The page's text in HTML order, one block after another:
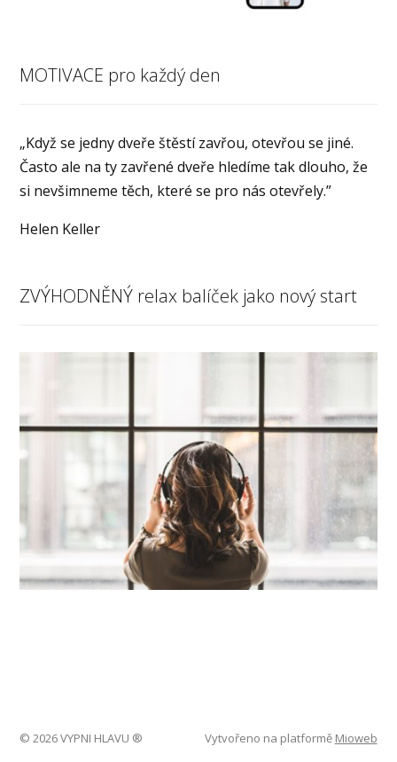
MOTIVACE pro každý den
„Když se jedny dveře štěstí zavřou, otevřou se jiné.
Často ale na ty zavřené dveře hledíme tak dlouho, že
si nevšimneme těch, které se pro nás otevřely.”
Helen Keller
ZVÝHODNĚNÝ relax balíček jako nový start
© 2026 VYPNI HLAVU ® Vytvořeno na platformě Mioweb